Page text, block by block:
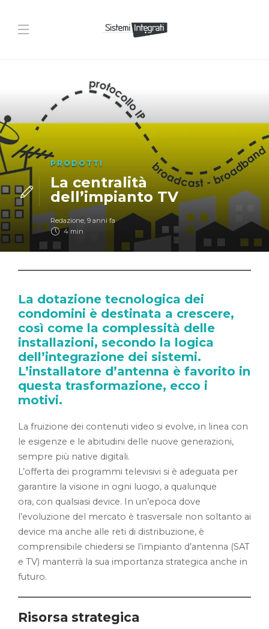
PRODOTTI
La centralità
dell’impianto TV
Redazione, 9 anni fa
4 min
La dotazione tecnologica dei
condomini è destinata a crescere,
così come la complessità delle
installazioni, secondo la logica
dell’integrazione dei sistemi.
L’installatore d’antenna è favorito in
questa trasformazione, ecco i
motivi.
La fruizione dei contenuti video si evolve, in linea con
le esigenze e le abitudini delle nuove generazioni,
sempre più native digitali.
L’offerta dei programmi televisivi si è adeguata per
garantire la visione in ogni luogo, a qualunque
ora, con qualsiasi device. In un’epoca dove
l’evoluzione del mercato è trasversale non soltanto ai
device ma anche alle reti di distribuzione, è
comprensibile chiedersi se l’impianto d’antenna (SAT
e TV) manterrà la sua importanza strategica anche in
futuro.
Risorsa strategica